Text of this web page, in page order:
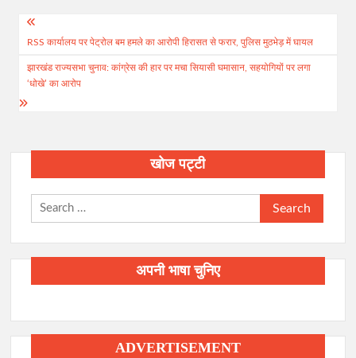
Post
navigation
RSS कार्यालय पर पेट्रोल बम हमले का आरोपी हिरासत से फरार, पुलिस मुठभेड़ में घायल
झारखंड राज्यसभा चुनाव: कांग्रेस की हार पर मचा सियासी घमासान, सहयोगियों पर लगा
‘धोखे’ का आरोप
खोज पट्टी
Search
for:
अपनी भाषा चुनिए
ADVERTISEMENT